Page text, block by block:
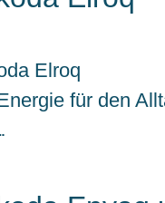
für den